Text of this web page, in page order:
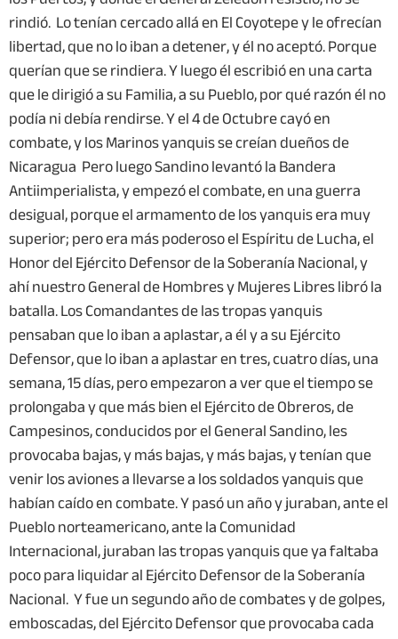
rindió. Lo tenían cercado allá en El Coyotepe y le ofrecían
libertad, que no lo iban a detener, y él no aceptó. Porque
querían que se rindiera. Y luego él escribió en una carta
que le dirigió a su Familia, a su Pueblo, por qué razón él no
podía ni debía rendirse. Y el 4 de Octubre cayó en
combate, y los Marinos yanquis se creían dueños de
Nicaragua Pero luego Sandino levantó la Bandera
Antiimperialista, y empezó el combate, en una guerra
desigual, porque el armamento de los yanquis era muy
superior; pero era más poderoso el Espíritu de Lucha, el
Honor del Ejército Defensor de la Soberanía Nacional, y
ahí nuestro General de Hombres y Mujeres Libres libró la
batalla. Los Comandantes de las tropas yanquis
pensaban que lo iban a aplastar, a él y a su Ejército
Defensor, que lo iban a aplastar en tres, cuatro días, una
semana, 15 días, pero empezaron a ver que el tiempo se
prolongaba y que más bien el Ejército de Obreros, de
Campesinos, conducidos por el General Sandino, les
provocaba bajas, y más bajas, y más bajas, y tenían que
venir los aviones a llevarse a los soldados yanquis que
habían caído en combate. Y pasó un año y juraban, ante el
Pueblo norteamericano, ante la Comunidad
Internacional, juraban las tropas yanquis que ya faltaba
poco para liquidar al Ejército Defensor de la Soberanía
Nacional. Y fue un segundo año de combates y de golpes,
emboscadas, del Ejército Defensor que provocaba cada